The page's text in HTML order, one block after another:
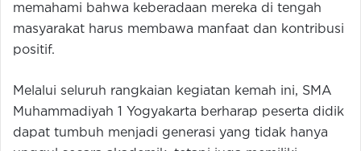
memahami bahwa keberadaan mereka di tengah
masyarakat harus membawa manfaat dan kontribusi
positif.
Melalui seluruh rangkaian kegiatan kemah ini, SMA
Muhammadiyah 1 Yogyakarta berharap peserta didik
dapat tumbuh menjadi generasi yang tidak hanya